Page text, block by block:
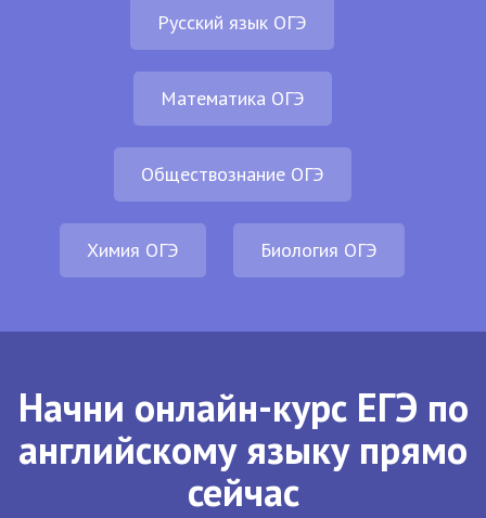
Русский язык ОГЭ
Математика ОГЭ
Обществознание ОГЭ
Химия ОГЭ Биология ОГЭ
Начни онлайн-курс ЕГЭ по
английскому языку прямо
сейчас